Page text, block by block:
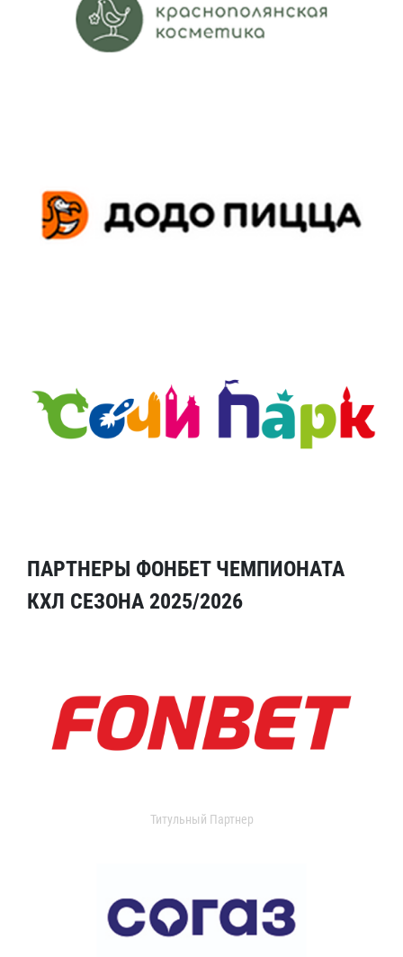
ПАРТНЕРЫ ФОНБЕТ ЧЕМПИОНАТА
КХЛ СЕЗОНА 2025/2026
Титульный Партнер